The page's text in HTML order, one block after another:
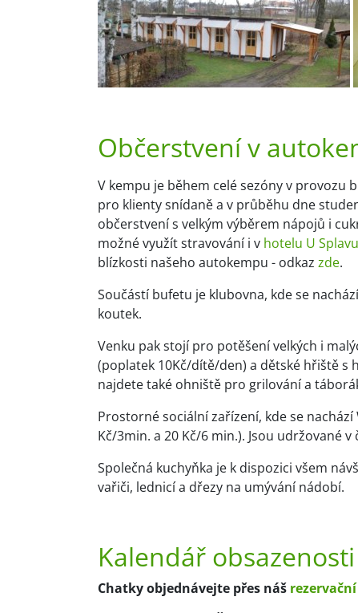
Občerstvení v
V kempu je během celé sezóny v provozu
pro klienty snídaně a v průběhu dne
občerstvení s velkým výběrem nápojů i
možné využít stravování i v hotelu U Splavu
blízkosti našeho autokempu - odkaz zde.
Součástí bufetu je klubovna, kde se
koutek.
Venku pak stojí pro potěšení velkých i
(poplatek 10Kč/dítě/den) a dětské hřiště
najdete také ohniště pro grilování a
Prostorné sociální zařízení, kde se
Kč/3min. a 20 Kč/6 min.). Jsou udržované v
Společná kuchyňka je k dispozici všem
vařiči, lednicí a dřezy na umývání nádobí.
Kalendář
Chatky objednávejte přes náš